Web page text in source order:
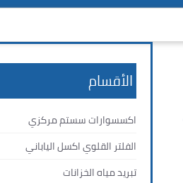
الأقسام
اكسسوارات سستم مركزي
الفلتر القلوي اكسل الياباني
تبريد مياه الخزانات